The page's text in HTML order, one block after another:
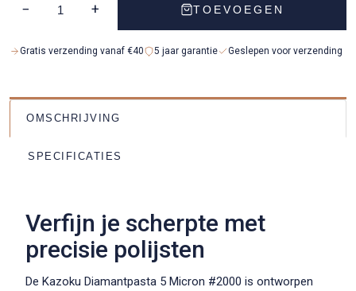
− + TOEVOEGEN
Gratis verzending vanaf €40 5 jaar garantie Geslepen voor verzending
OMSCHRIJVING
SPECIFICATIES
Verfijn je scherpte met
precisie polijsten
De Kazoku Diamantpasta 5 Micron #2000 is ontworpen